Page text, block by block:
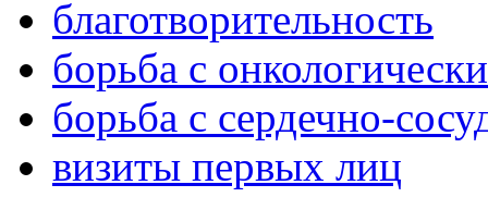
благотворительность
борьба с
борьба с сердечно-
визиты первых лиц